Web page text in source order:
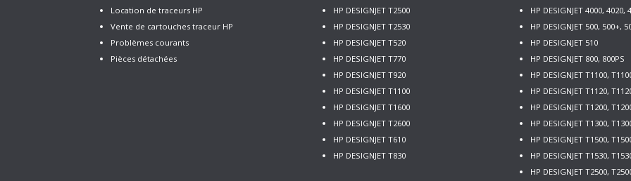
Location de traceurs HP
Vente de cartouches traceur HP
Problèmes courants
Pièces détachées
HP DESIGNJET T2500
HP DESIGNJET T2530
HP DESIGNJET T520
HP DESIGNJET T770
HP DESIGNJET T920
HP DESIGNJET T1100
HP DESIGNJET T1600
HP DESIGNJET T2600
HP DESIGNJET T610
HP DESIGNJET T830
HP DESIGNJET 4000, 4020,
HP DESIGNJET 500, 500+,
HP DESIGNJET 510
HP DESIGNJET 800, 800PS
HP DESIGNJET T1100,
HP DESIGNJET T1120,
HP DESIGNJET T1200,
HP DESIGNJET T1300,
HP DESIGNJET T1500,
HP DESIGNJET T1530,
HP DESIGNJET T2500,